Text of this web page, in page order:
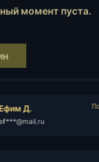
момент пуста.
Д.